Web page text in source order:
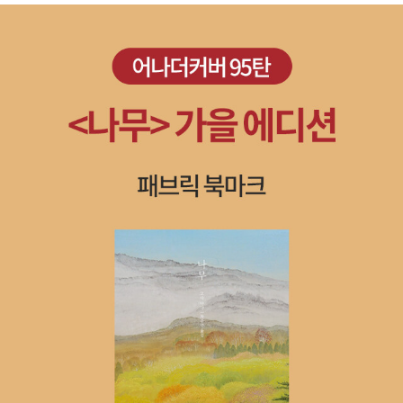
이면서 소년인 역할놀이, 형사이면서 소년범인 역할놀이를 하게 된
죽은 사람이 자신의 아빠였다면, 죽은 사람이 친구의 아빠였다면, 죽
은 사람이 대통령이었다면, 죽은 사람이 가난하고 성실했던 어떤 가
장이었다면…….죄는 미워하되 사람은 미워하지 말라지만 청소년기의
장난이, 일탈이 범죄로 이어지는 것을 보면서 무거워지는 마음, 금할
다. 무거운 법 집행이라면 아이들이 감히 그런 장난을 했을까. 사람에
궂은 아이들을 위한 학교와 사회의 관심도 필요함을 느끼게 된다. 하
인리히 법칙이 있다. 1번의 사고에는 29번의 경고가 미리 주어지고 3
00번의 징후가 나타난다고 한다. 모든 재난과 위기를 맞지 않으려면
29번의 경고와 300번의 재앙 예고를 놓치지 말라는 말이다. 사소한
부주의가 모여 재앙을 만든다는 하인리히 법칙이 인간 심리에도 작용
가던 길을 멈추게 하는 것인지 아니면 더 멀리 도망쳐야하는 일인지
는 사람마다 다르게 생각할수도 있을 것이다. 두 아이는 자신들의 행
의 사람을 옮아매는 일이 될수도 있을 것이다. 정말 호된 성장통을 앓
아이들의 삶이 망가지지 않았으면 하는 이중적인 생각을 갖게 한다.